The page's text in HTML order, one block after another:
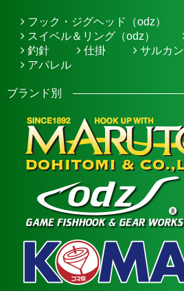
フック・ジグヘッド（odz）
スイベル＆リング（odz）
釣針
仕掛
サルカ
アパレル
ブランド別